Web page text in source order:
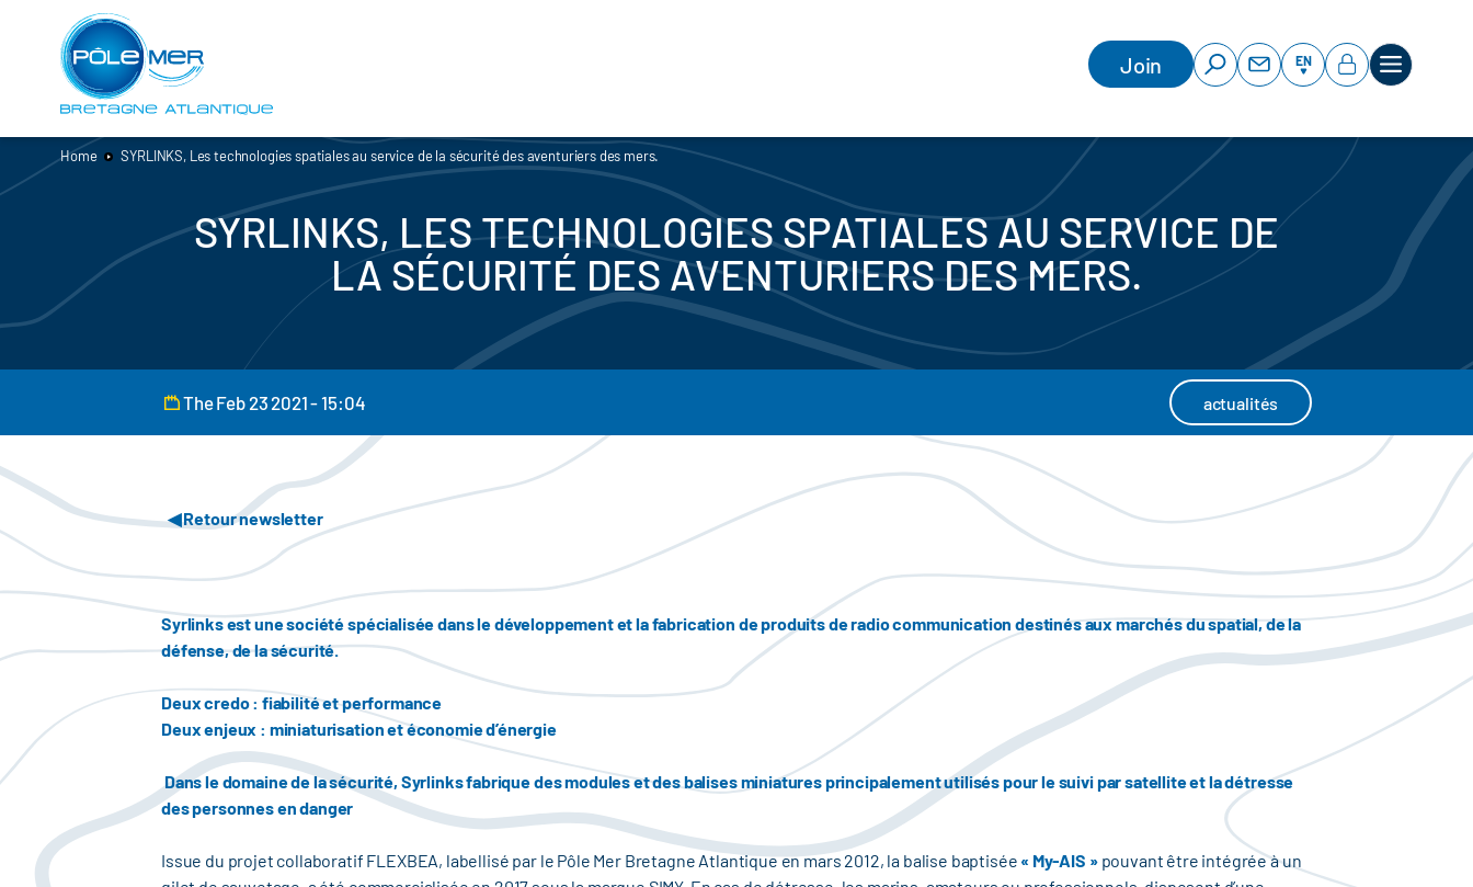
Cookies management panel
Join EN
Home SYRLINKS, Les technologies spatiales au service de la sécurité des aventuriers des mers.
SYRLINKS, LES TECHNOLOGIES SPATIALES AU SERVICE DE
LA SÉCURITÉ DES AVENTURIERS DES MERS.
The Feb 23 2021 - 15:04 actualités
◀ Retour newsletter
Syrlinks est une société spécialisée dans le développement et la fabrication de produits de radio communication destinés aux marchés du spatial, de la
défense, de la sécurité.
Deux credo : fiabilité et performance
Deux enjeux : miniaturisation et économie d’énergie
Dans le domaine de la sécurité, Syrlinks fabrique des modules et des balises miniatures principalement utilisés pour le suivi par satellite et la détresse
des personnes en danger
Issue du projet collaboratif FLEXBEA, labellisé par le Pôle Mer Bretagne Atlantique en mars 2012, la balise baptisée « My-AIS »pouvant être intégrée à un